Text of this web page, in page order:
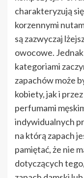
charakteryzują
korzennymi
są zazwyczaj
owocowe.
kategoriami
zapachów może
kobiety, jak i
perfumami
indywidualnych
na którą zapach
pamiętać, że nie
dotyczących